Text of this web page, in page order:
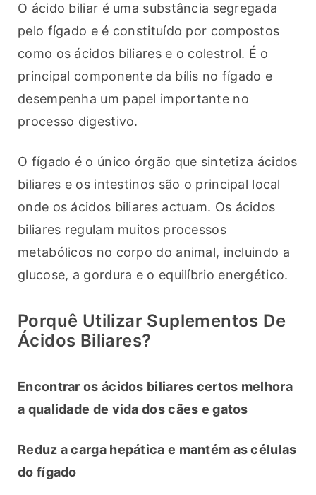
O ácido biliar é uma substância segregada
pelo fígado e é constituído por compostos
como os ácidos biliares e o colestrol. É o
principal componente da bílis no fígado e
desempenha um papel importante no
processo digestivo.
O fígado é o único órgão que sintetiza ácidos
biliares e os intestinos são o principal local
onde os ácidos biliares actuam. Os ácidos
biliares regulam muitos processos
metabólicos no corpo do animal, incluindo a
glucose, a gordura e o equilíbrio energético.
Porquê Utilizar Suplementos De
Ácidos Biliares?
Encontrar os ácidos biliares certos melhora
a qualidade de vida dos cães e gatos
Reduz a carga hepática e mantém as células
do fígado